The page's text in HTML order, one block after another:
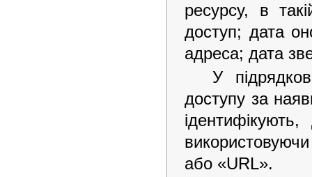
ресурсу, в
доступ; дата
адреса; дата
У
доступу за
або «URL».